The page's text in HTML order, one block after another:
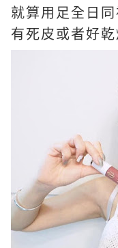
就算用足全日
有死皮或者好乾